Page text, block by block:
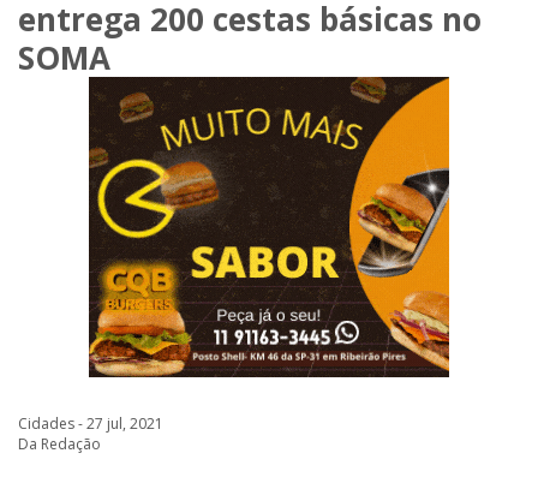
entrega 200 cestas básicas no
SOMA
Cidades - 27 jul, 2021
Da Redação